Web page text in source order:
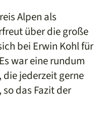
Alpen als
über die große
bei Erwin Kohl für
war eine rundum
jederzeit gerne
das Fazit der